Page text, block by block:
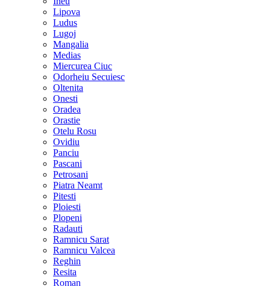
Lipova
Ludus
Lugoj
Mangalia
Medias
Miercurea Ciuc
Odorheiu Secuiesc
Oltenita
Onesti
Oradea
Orastie
Otelu Rosu
Ovidiu
Panciu
Pascani
Petrosani
Piatra Neamt
Pitesti
Ploiesti
Plopeni
Radauti
Ramnicu Sarat
Ramnicu Valcea
Reghin
Resita
Roman